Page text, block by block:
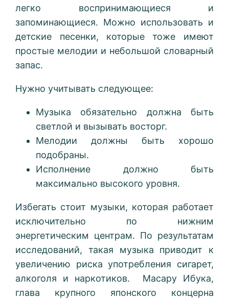
легко воспринимающиеся и
запоминающиеся. Можно использовать и
детские песенки, которые тоже имеют
простые мелодии и небольшой словарный
запас.
Нужно учитывать следующее:
Музыка обязательно должна быть
светлой и вызывать восторг.
Мелодии должны быть хорошо
подобраны.
Исполнение должно быть
максимально высокого уровня.
Избегать стоит музыки, которая работает
исключительно по нижним
энергетическим центрам. По результатам
исследований, такая музыка приводит к
увеличению риска употребления сигарет,
алкоголя и наркотиков. Масару Ибука,
глава крупного японского концерна